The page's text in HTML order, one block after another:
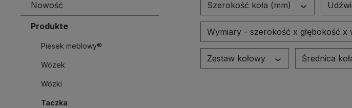
Nowość
Produkte
Piesek meblowy®
Wózek
Wózki
Taczka
Szerokość koła (mm)
Wymiary - szerokość x głębokość x
Zestaw kołowy Średnica